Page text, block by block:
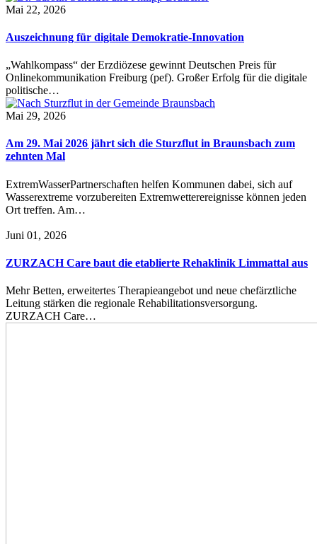
Mai 22, 2026
Auszeichnung für digitale Demokratie-Innovation
„Wahlkompass“ der Erzdiözese gewinnt Deutschen Preis für
Onlinekommunikation Freiburg (pef). Großer Erfolg für die digitale
politische…
Mai 29, 2026
Am 29. Mai 2026 jährt sich die Sturzflut in Braunsbach zum
zehnten Mal
ExtremWasserPartnerschaften helfen Kommunen dabei, sich auf
Wasserextreme vorzubereiten Extremwetterereignisse können jeden
Ort treffen. Am…
Juni 01, 2026
ZURZACH Care baut die etablierte Rehaklinik Limmattal aus
Mehr Betten, erweitertes Therapieangebot und neue chefärztliche
Leitung stärken die regionale Rehabilitationsversorgung.
ZURZACH Care…